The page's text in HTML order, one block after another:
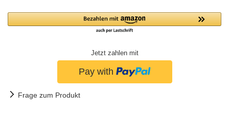
Jetzt zahlen mit
Frage zum Produkt